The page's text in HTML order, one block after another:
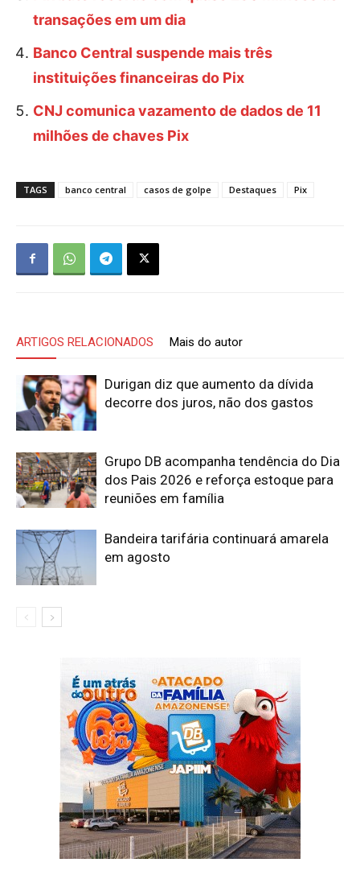
transações em um dia
Banco Central suspende mais três
instituições financeiras do Pix
CNJ comunica vazamento de dados de 11
milhões de chaves Pix
TAGS banco central casos de golpe Destaques Pix
ARTIGOS RELACIONADOS Mais do autor
Durigan diz que aumento da dívida
decorre dos juros, não dos gastos
Grupo DB acompanha tendência do Dia
dos Pais 2026 e reforça estoque para
reuniões em família
Bandeira tarifária continuará amarela
em agosto